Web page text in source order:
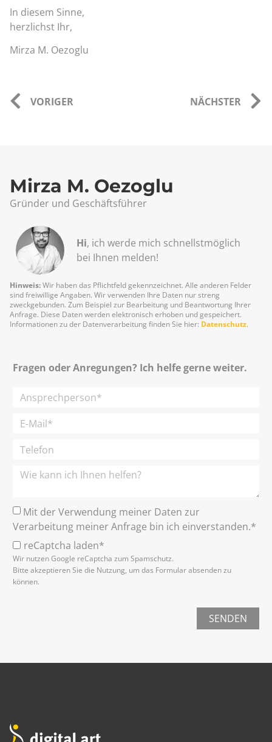
In diesem Sinne,
herzlichst Ihr,
Mirza M. Oezoglu
VORIGER NÄCHSTER
Mirza M. Oezoglu
Gründer und Geschäftsführer
Hi, ich werde mich schnellst­möglich
bei Ihnen melden!
Hinweis:Wir haben das Pflichtfeld gekennzeichnet. Alle anderen Felder
sind freiwillige Angaben. Wir verwenden Ihre Daten nur streng
zweckgebunden. Zum Beispiel zur Bearbeitung und Beantwortung Ihrer
Anfrage. Diese Daten werden elektronisch erhoben und gespeichert.
Informationen zu der Datenverarbeitung finden Sie hier: Datenschutz.
Fragen oder Anregungen? Ich helfe gerne weiter.
Mit der Verwendung meiner Daten zur
Verarbeitung meiner Anfrage bin ich einverstanden.*
reCaptcha laden*
Wir nutzen Google reCaptcha zum Spamschutz.
Bitte akzeptieren Sie die Nutzung, um das Formular absenden zu
können.
SENDEN